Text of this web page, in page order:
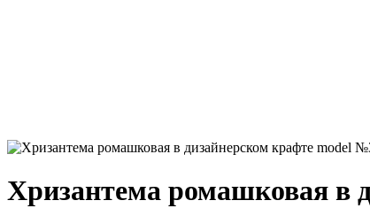
Хризантема ромашковая в